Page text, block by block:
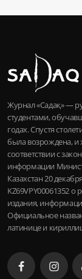
Журнал «Садақ» —
студентами,
годах. Спустя
была возрождена, и
соответствии с
информации
Казахстан 20
KZ69VPY00061352
издания,
Официальное
латинице и